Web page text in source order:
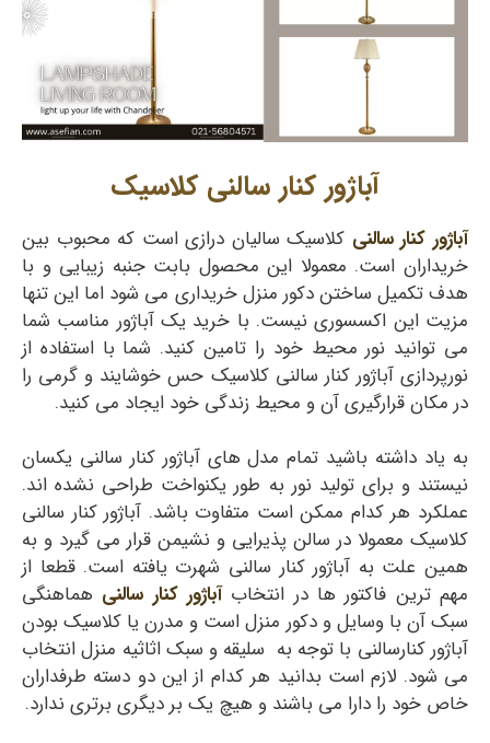
آباژور کنار سالنی کلاسیک
آباژور کنار سالنی کلاسیک سالیان درازی است که محبوب بین
خریداران است. معمولا این محصول بابت جنبه زیبایی و با
هدف تکمیل ساختن دکور منزل خریداری می شود اما این تنها
مزیت این اکسسوری نیست. با خرید یک آباژور مناسب شما
می توانید نور محیط خود را تامین کنید. شما با استفاده از
نورپردازی آباژور کنار سالنی کلاسیک حس خوشایند و گرمی را
در مکان قرارگیری آن و محیط زندگی خود ایجاد می کنید.
به یاد داشته باشید تمام مدل های آباژور کنار سالنی یکسان
نیستند و برای تولید نور به طور یکنواخت طراحی نشده اند.
عملکرد هر کدام ممکن است متفاوت باشد. آباژور کنار سالنی
کلاسیک معمولا در سالن پذیرایی و نشیمن قرار می گیرد و به
همین علت به آباژور کنار سالنی شهرت یافته است. قطعا از
مهم ترین فاکتور ها در انتخابآباژور کنار سالنی هماهنگی
سبک آن با وسایل و دکور منزل است و مدرن یا کلاسیک بودن
آباژور کنارسالنی با توجه به سلیقه و سبک اثاثیه منزل انتخاب
می شود. لازم است بدانید هر کدام از این دو دسته طرفداران
خاص خود را دارا می باشند و هیچ یک بر دیگری برتری ندارد.